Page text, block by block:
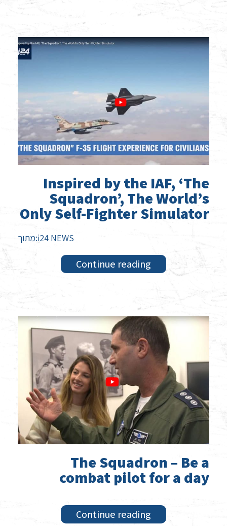
Inspired by the IAF, ‘The
Squadron’, The World’s
Only Self-Fighter Simulator
מתוך:i24 NEWS
Continue reading
The Squadron – Be a
combat pilot for a day
Continue reading